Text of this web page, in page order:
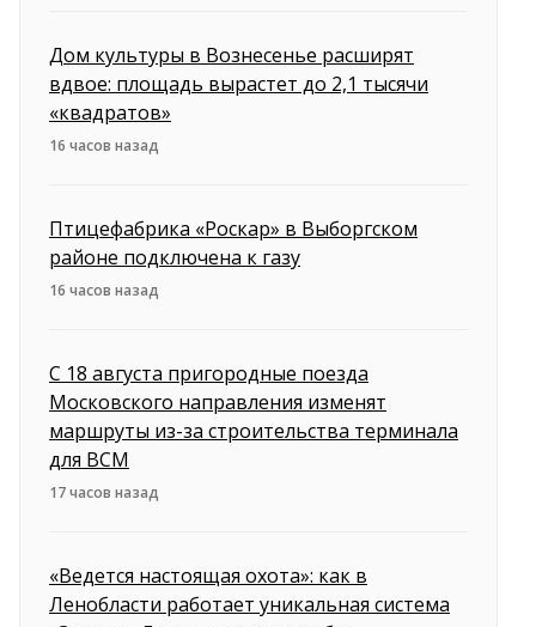
Дом культуры в Вознесенье расширят
вдвое: площадь вырастет до 2,1 тысячи
«квадратов»
16 часов назад
Птицефабрика «Роскар» в Выборгском
районе подключена к газу
16 часов назад
С 18 августа пригородные поезда
Московского направления изменят
маршруты из-за строительства терминала
для ВСМ
17 часов назад
«Ведется настоящая охота»: как в
Ленобласти работает уникальная система